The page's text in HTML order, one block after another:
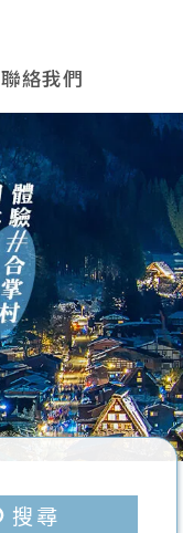
聯絡我們
往後